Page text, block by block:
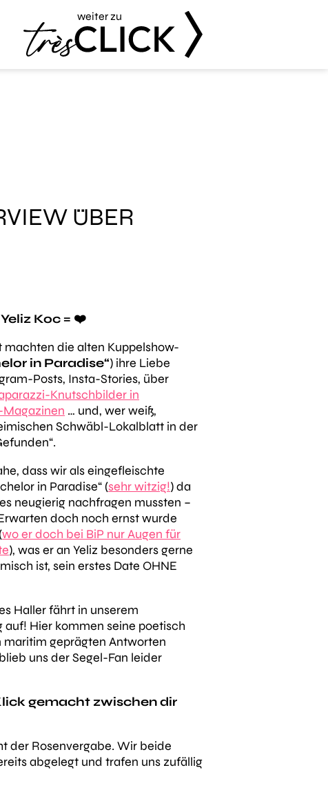
weiter zu
ÜBER
Koc = ❤️
machten die alten Kuppelshow-
in Paradise“) ihre Liebe
Posts, Insta-Stories, über
Knutschbilder in
… und, wer weiß,
Schwäbl-Lokalblatt in der
dass wir als eingefleischte
in Paradise“ (sehr witzig!) da
neugierig nachfragen mussten –
doch noch ernst wurde
wo er doch bei BiP nur Augen für
), was er an Yeliz besonders gerne
ist, sein erstes Date OHNE
Haller fährt in unserem
Hier kommen seine poetisch
maritim geprägten Antworten
uns der Segel-Fan leider
gemacht zwischen dir
der Rosenvergabe. Wir beide
abgelegt und trafen uns zufällig